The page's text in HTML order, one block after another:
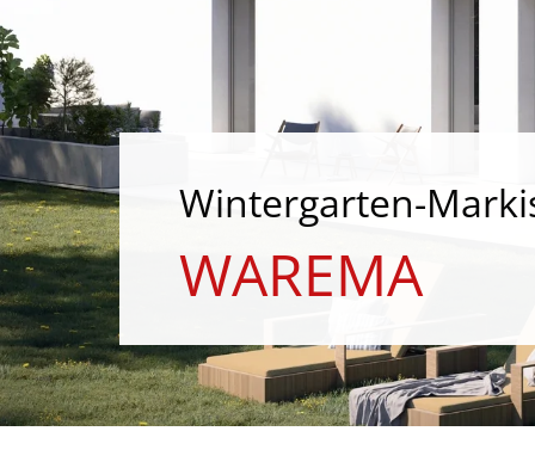
Wintergarten-
WAREMA